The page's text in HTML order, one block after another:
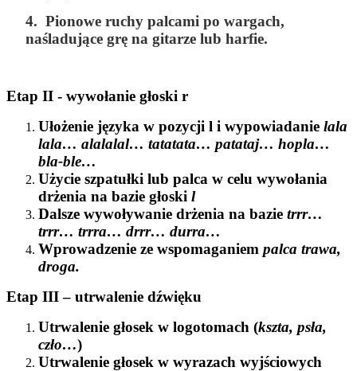
4. Pionowe ruchy palcami po wargach,
naśladujące grę na gitarze lub harfie.
Etap II - wywołanie głoski r
Ułożenie języka w pozycji l i wypowiadanie lala
lala… alalalal… tatatata… patataj… hopla…
bla-ble…
Użycie szpatułki lub palca w celu wywołania
drżenia na bazie głoski l
Dalsze wywoływanie drżenia na bazie trrr…
trrr… trrra… drrr… durra…
Wprowadzenie ze wspomaganiem palca trawa,
droga.
Etap III – utrwalenie dźwięku
Utrwalenie głosek w logotomach (kszta, psła,
czło…)
Utrwalenie głosek w wyrazach wyjściowych